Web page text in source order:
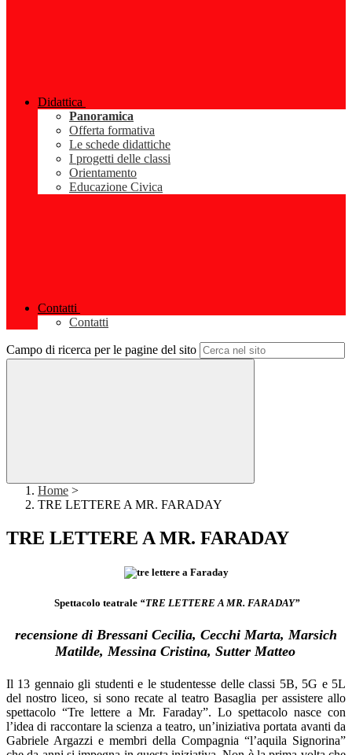
Didattica
Panoramica
Offerta formativa
Le schede didattiche
I progetti delle classi
Orientamento
Educazione Civica
Contatti
Contatti
Campo di ricerca per le pagine del sito
Home >
TRE LETTERE A MR. FARADAY
TRE LETTERE A MR. FARADAY
Spettacolo teatrale “TRE LETTERE A MR. FARADAY”
recensione di Bressani Cecilia, Cecchi Marta, Marsich
Matilde, Messina Cristina, Sutter Matteo
Il 13 gennaio gli studenti e le studentesse delle classi 5B, 5G e 5L
del nostro liceo, si sono recate al teatro Basaglia per assistere allo
spettacolo “Tre lettere a Mr. Faraday”. Lo spettacolo nasce con
l’idea di raccontare la scienza a teatro, un’iniziativa portata avanti da
Gabriele Argazzi e membri della Compagnia “l’aquila Signorina”